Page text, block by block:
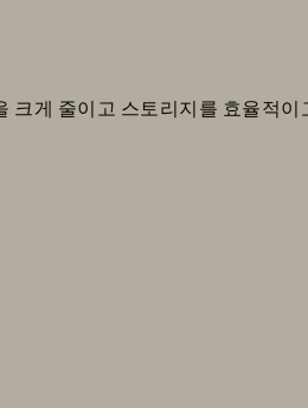
크게 줄이고 스토리지를 효율적이